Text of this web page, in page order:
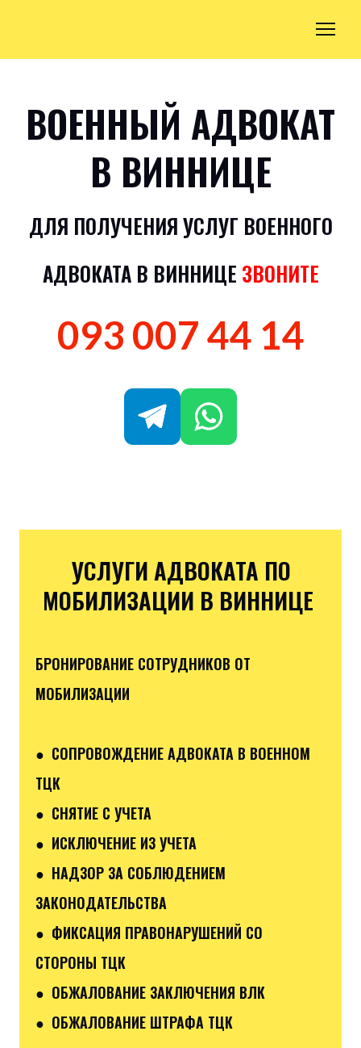
ВОЕННЫЙ АДВОКАТ
В ВИННИЦЕ
ДЛЯ ПОЛУЧЕНИЯ УСЛУГ ВОЕННОГО
АДВОКАТА В ВИННИЦЕ ЗВОНИТЕ
093 007 44 14
УСЛУГИ АДВОКАТА ПО
МОБИЛИЗАЦИИ В ВИННИЦЕ
БРОНИРОВАНИЕ СОТРУДНИКОВ ОТ
МОБИЛИЗАЦИИ
● СОПРОВОЖДЕНИЕ АДВОКАТА В ВОЕННОМ
ТЦК
● СНЯТИЕ С УЧЕТА
● ИСКЛЮЧЕНИЕ ИЗ УЧЕТА
● НАДЗОР ЗА СОБЛЮДЕНИЕМ
ЗАКОНОДАТЕЛЬСТВА
● ФИКСАЦИЯ ПРАВОНАРУШЕНИЙ СО
СТОРОНЫ ТЦК
● ОБЖАЛОВАНИЕ ЗАКЛЮЧЕНИЯ ВЛК
● ОБЖАЛОВАНИЕ ШТРАФА ТЦК